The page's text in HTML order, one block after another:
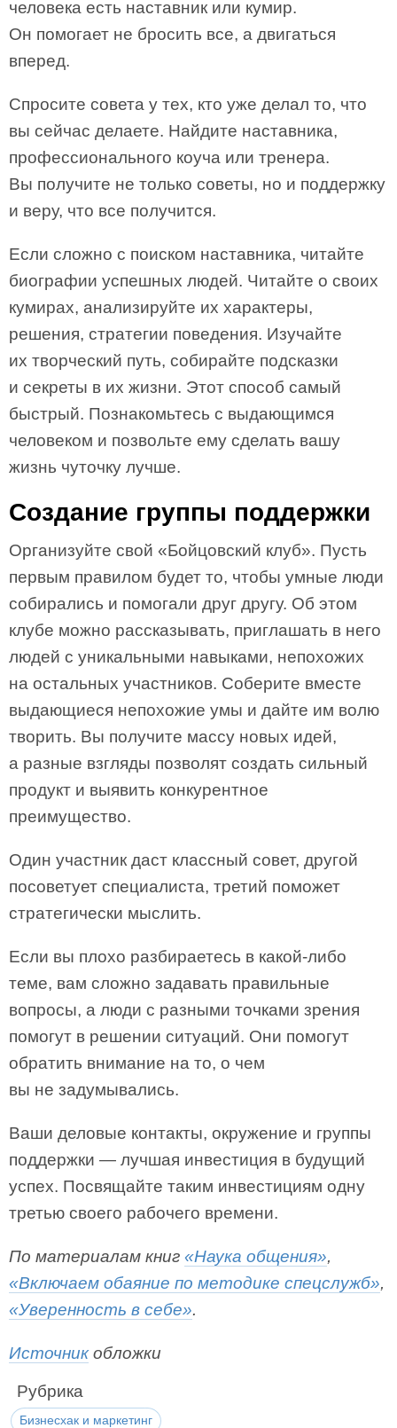
человека есть наставник или кумир.
Он помогает не бросить все, а двигаться
вперед.
Спросите совета у тех, кто уже делал то, что
вы сейчас делаете. Найдите наставника,
профессионального коуча или тренера.
Вы получите не только советы, но и поддержку
и веру, что все получится.
Если сложно с поиском наставника, читайте
биографии успешных людей. Читайте о своих
кумирах, анализируйте их характеры,
решения, стратегии поведения. Изучайте
их творческий путь, собирайте подсказки
и секреты в их жизни. Этот способ самый
быстрый. Познакомьтесь с выдающимся
человеком и позвольте ему сделать вашу
жизнь чуточку лучше.
Создание группы поддержки
Организуйте свой «Бойцовский клуб». Пусть
первым правилом будет то, чтобы умные люди
собирались и помогали друг другу. Об этом
клубе можно рассказывать, приглашать в него
людей с уникальными навыками, непохожих
на остальных участников. Соберите вместе
выдающиеся непохожие умы и дайте им волю
творить. Вы получите массу новых идей,
а разные взгляды позволят создать сильный
продукт и выявить конкурентное
преимущество.
Один участник даст классный совет, другой
посоветует специалиста, третий поможет
стратегически мыслить.
Если вы плохо разбираетесь в какой-либо
теме, вам сложно задавать правильные
вопросы, а люди с разными точками зрения
помогут в решении ситуаций. Они помогут
обратить внимание на то, о чем
вы не задумывались.
Ваши деловые контакты, окружение и группы
поддержки — лучшая инвестиция в будущий
успех. Посвящайте таким инвестициям одну
третью своего рабочего времени.
По материалам книг «Наука общения»,
«Включаем обаяние по методике спецслужб»,
«Уверенность в себе».
Источникобложки
Рубрика
Бизнесхак и маркетинг